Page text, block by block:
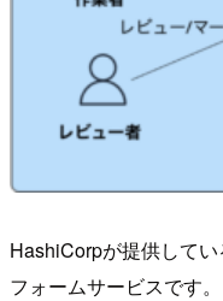
HashiCorpが提供して
フォームサービスです。